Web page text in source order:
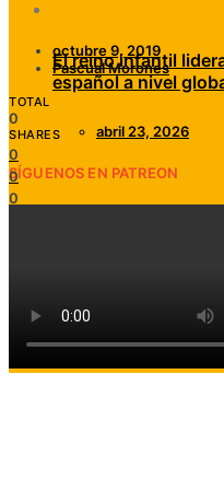
El reino infantil
español a nivel
abril 23, 2026
SÍGUENOS EN PATREON
octubre 9, 2019
Pascual Morones
TOTAL
0
SHARES
0
0
0
[av_dropcap1]E[/
estadounidense Daveed
, se encuentra
Sebastián en la versión
preparando de
La sirenita